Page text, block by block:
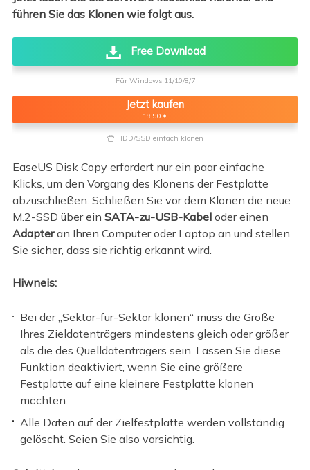
führen Sie das Klonen wie folgt aus.
Free Download
Für Windows 11/10/8/7
Jetzt kaufen
19,90 €
 HDD/SSD einfach klonen
EaseUS Disk Copy erfordert nur ein paar einfache
Klicks, um den Vorgang des Klonens der Festplatte
abzuschließen. Schließen Sie vor dem Klonen die neue
M.2-SSD über ein SATA-zu-USB-Kabeloder einen
Adapteran Ihren Computer oder Laptop an und stellen
Sie sicher, dass sie richtig erkannt wird.
Hiwneis:
Bei der „Sektor-für-Sektor klonen“ muss die Größe
Ihres Zieldatenträgers mindestens gleich oder größer
als die des Quelldatenträgers sein. Lassen Sie diese
Funktion deaktiviert, wenn Sie eine größere
Festplatte auf eine kleinere Festplatte klonen
möchten.
Alle Daten auf der Zielfestplatte werden vollständig
gelöscht. Seien Sie also vorsichtig.